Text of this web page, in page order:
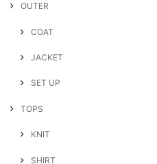
OUTER
COAT
JACKET
SET UP
TOPS
KNIT
SHIRT